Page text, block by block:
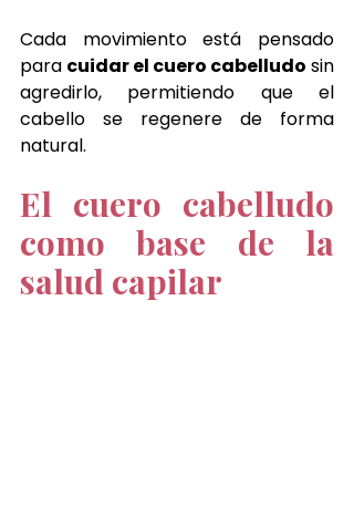
Cada movimiento está pensado
para cuidar el cuero cabelludo sin
agredirlo, permitiendo que el
cabello se regenere de forma
natural.
El cuero cabelludo
como base de la
salud capilar